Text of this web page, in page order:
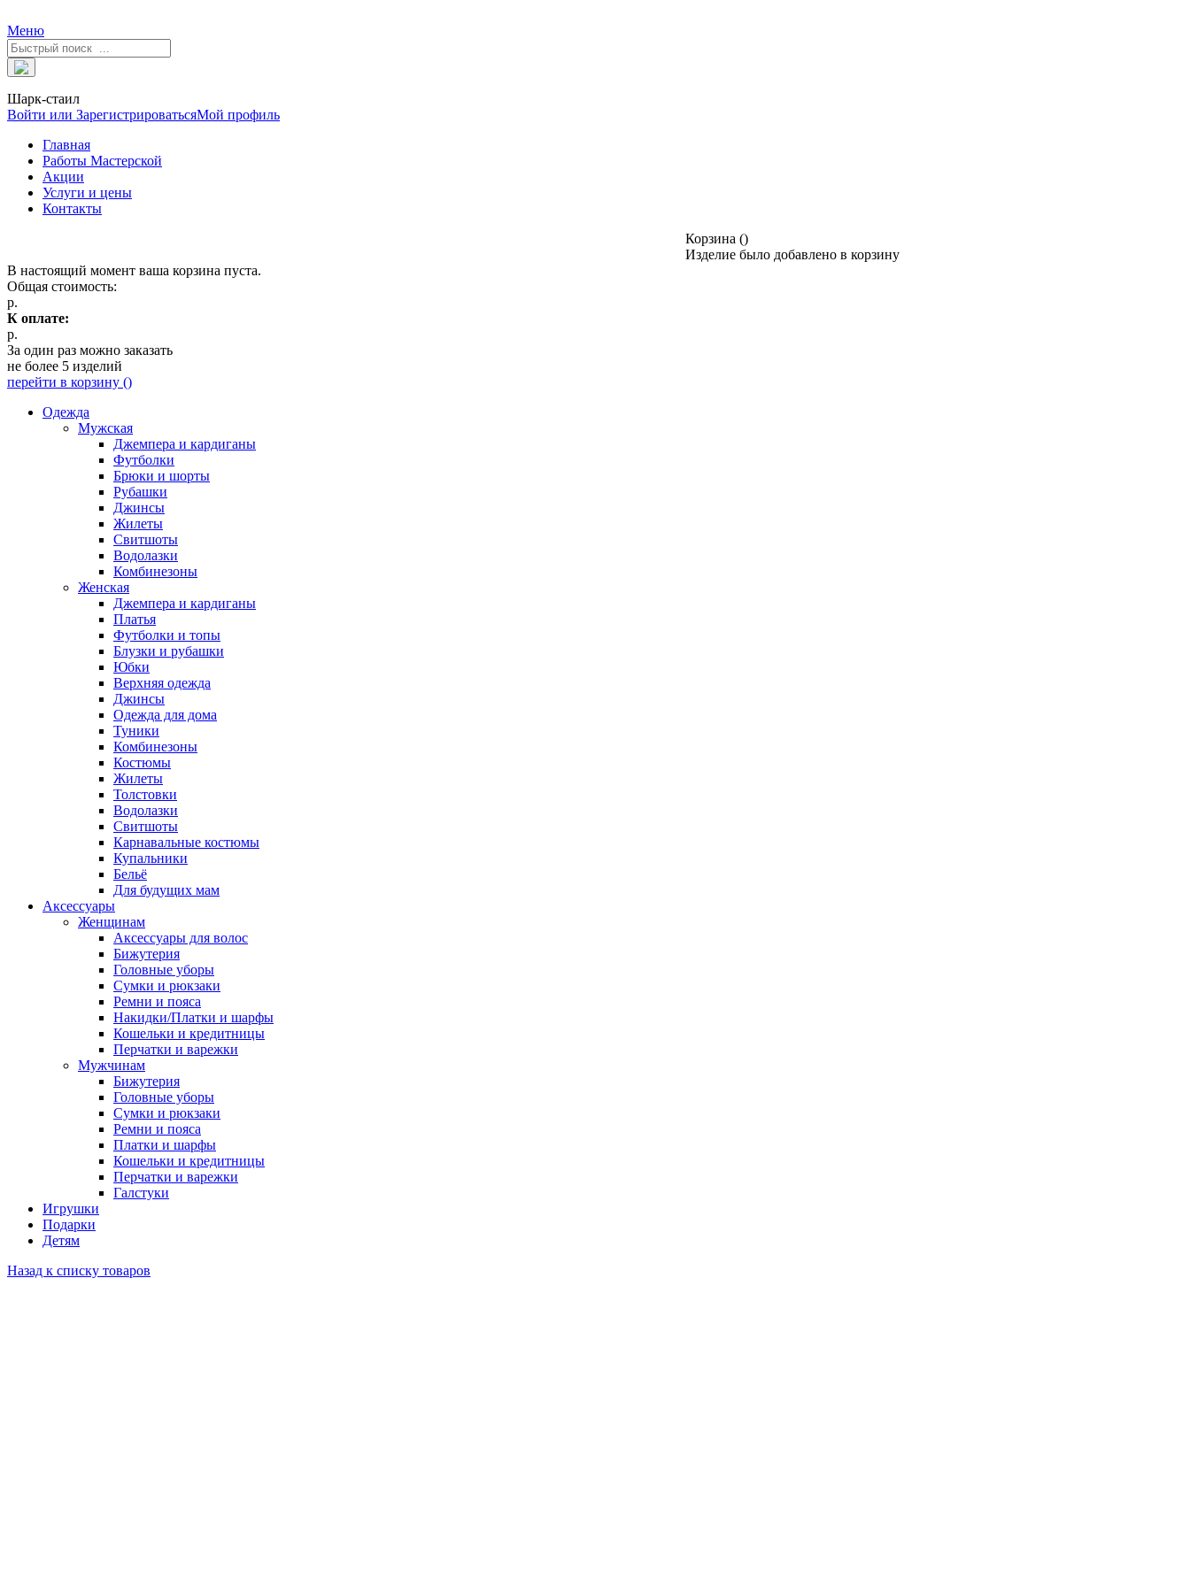
Меню
Шарк-стаил
Войти или ЗарегистрироватьсяМой профиль
Главная
Работы Мастерской
Акции
Услуги и цены
Контакты
Корзина ()
Изделие было добавлено в корзину
В настоящий момент ваша корзина пуста.
Общая стоимость:
р.
К оплате:
р.
За один раз можно заказать
не более 5 изделий
перейти в корзину ()
Одежда
Мужская
Джемпера и кардиганы
Футболки
Брюки и шорты
Рубашки
Джинсы
Жилеты
Свитшоты
Водолазки
Комбинезоны
Женская
Джемпера и кардиганы
Платья
Футболки и топы
Блузки и рубашки
Юбки
Верхняя одежда
Джинсы
Одежда для дома
Туники
Комбинезоны
Костюмы
Жилеты
Толстовки
Водолазки
Свитшоты
Карнавальные костюмы
Купальники
Бельё
Для будущих мам
Аксессуары
Женщинам
Аксессуары для волос
Бижутерия
Головные уборы
Сумки и рюкзаки
Ремни и пояса
Накидки/Платки и шарфы
Кошельки и кредитницы
Перчатки и варежки
Мужчинам
Бижутерия
Головные уборы
Сумки и рюкзаки
Ремни и пояса
Платки и шарфы
Кошельки и кредитницы
Перчатки и варежки
Галстуки
Игрушки
Подарки
Детям
Назад к списку товаров